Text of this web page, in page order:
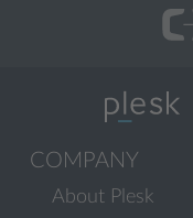
COMPANY
About Plesk